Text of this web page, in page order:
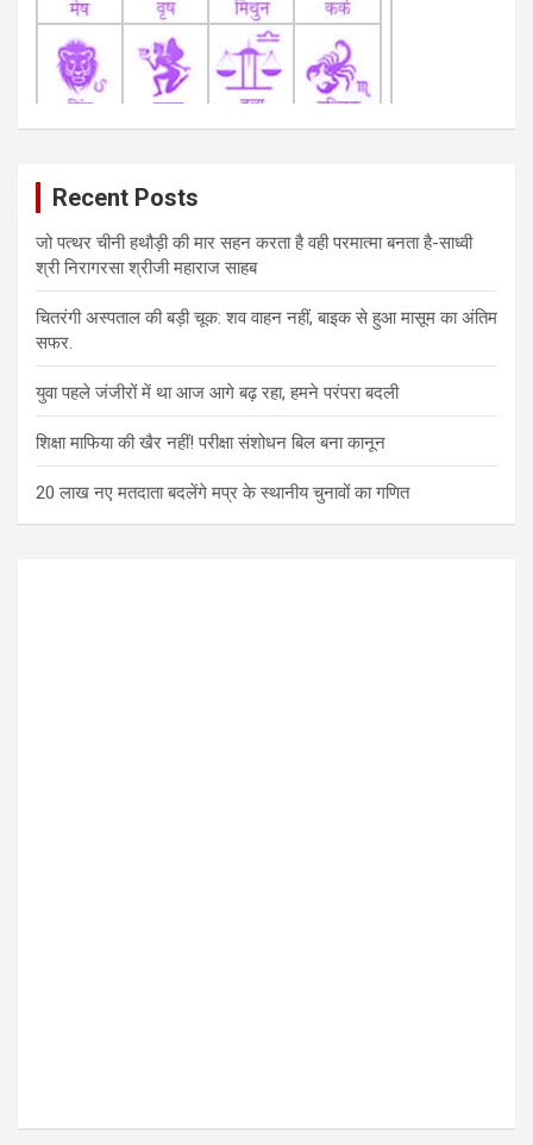
Recent Posts
जो पत्थर चीनी हथौड़ी की मार सहन करता है वही परमात्मा बनता है-साध्वी
श्री निरागरसा श्रीजी महाराज साहब
चितरंगी अस्पताल की बड़ी चूक: शव वाहन नहीं, बाइक से हुआ मासूम का अंतिम
सफर.
युवा पहले जंजीरों में था आज आगे बढ़ रहा, हमने परंपरा बदली
शिक्षा माफिया की खैर नहीं! परीक्षा संशोधन बिल बना कानून
20 लाख नए मतदाता बदलेंगे मप्र के स्थानीय चुनावों का गणित